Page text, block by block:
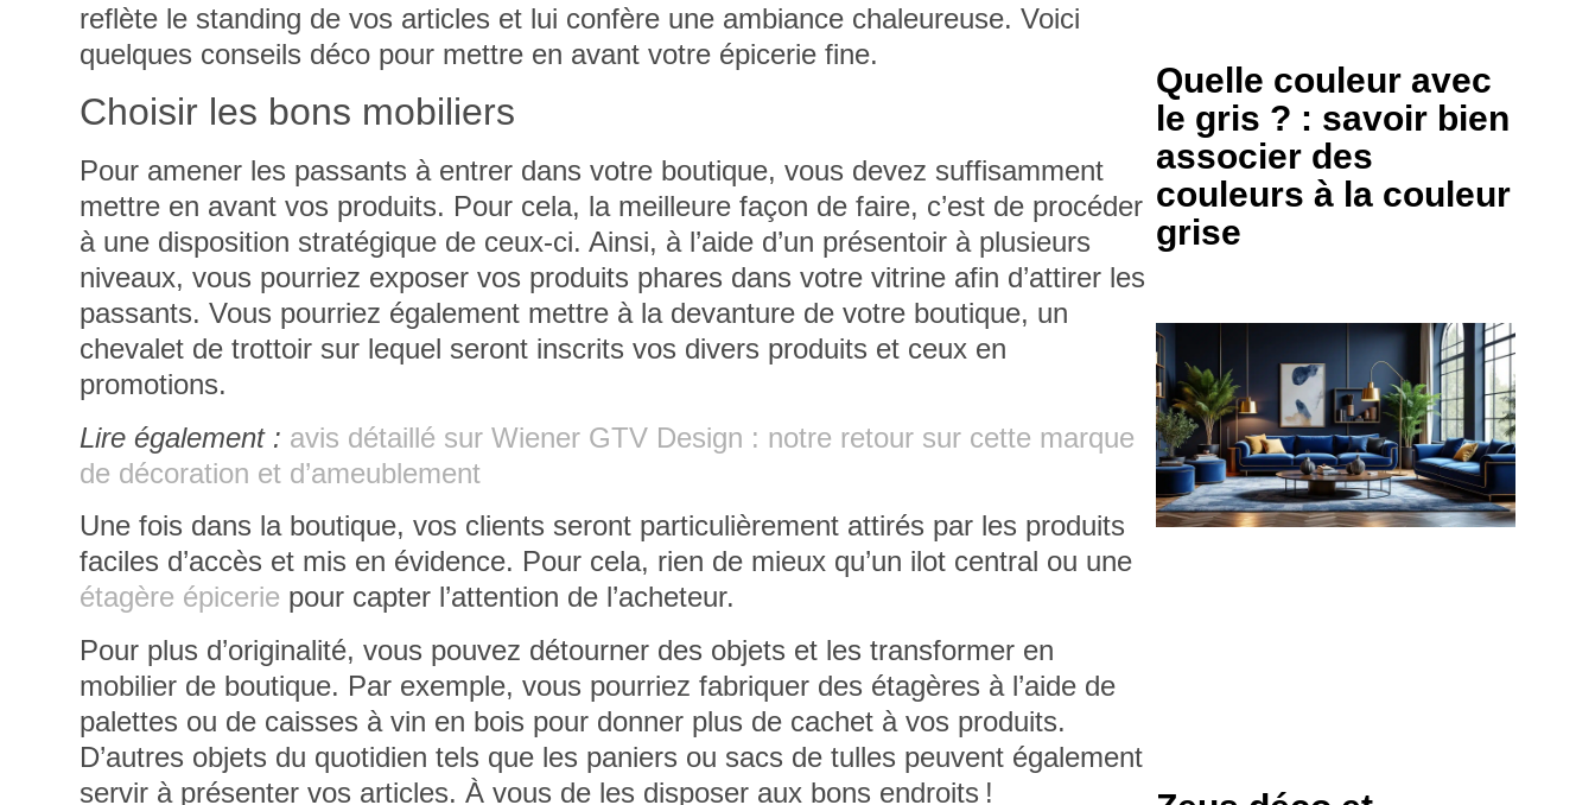
reflète le standing de vos articles et lui confère une ambiance chaleureuse. Voici
quelques conseils déco pour mettre en avant votre épicerie fine.
Choisir les bons mobiliers
Pour amener les passants à entrer dans votre boutique, vous devez suffisamment
mettre en avant vos produits. Pour cela, la meilleure façon de faire, c’est de procéder
à une disposition stratégique de ceux-ci. Ainsi, à l’aide d’un présentoir à plusieurs
niveaux, vous pourriez exposer vos produits phares dans votre vitrine afin d’attirer les
passants. Vous pourriez également mettre à la devanture de votre boutique, un
chevalet de trottoir sur lequel seront inscrits vos divers produits et ceux en
promotions.
Lire également : avis détaillé sur Wiener GTV Design : notre retour sur cette marque
de décoration et d’ameublement
Une fois dans la boutique, vos clients seront particulièrement attirés par les produits
faciles d’accès et mis en évidence. Pour cela, rien de mieux qu’un ilot central ou une
étagère épicerie pour capter l’attention de l’acheteur.
Pour plus d’originalité, vous pouvez détourner des objets et les transformer en
mobilier de boutique. Par exemple, vous pourriez fabriquer des étagères à l’aide de
palettes ou de caisses à vin en bois pour donner plus de cachet à vos produits.
D’autres objets du quotidien tels que les paniers ou sacs de tulles peuvent également
servir à présenter vos articles. À vous de les disposer aux bons endroits !
Quelle couleur avec
le gris ? : savoir bien
associer des
couleurs à la couleur
grise